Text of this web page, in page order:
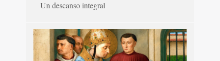
Un descanso integral